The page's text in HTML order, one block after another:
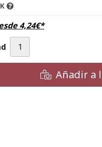
4,24€*
Añadir a